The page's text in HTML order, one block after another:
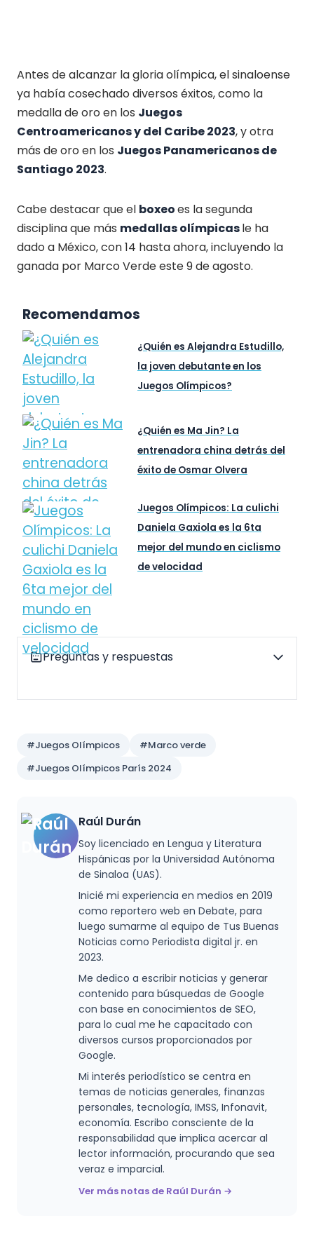
Antes de alcanzar la gloria olímpica, el sinaloense
ya había cosechado diversos éxitos, como la
medalla de oro en los Juegos
Centroamericanos y del Caribe 2023, y otra
más de oro en los Juegos Panamericanos de
Santiago 2023.
Cabe destacar que el boxeoes la segunda
disciplina que más medallas olímpicasle ha
dado a México, con 14 hasta ahora, incluyendo la
ganada por Marco Verde este 9 de agosto.
Recomendamos
¿Quién es Alejandra Estudillo,
la joven debutante en los
Juegos Olímpicos?
¿Quién es Ma Jin? La
entrenadora china detrás del
éxito de Osmar Olvera
Juegos Olímpicos: La culichi
Daniela Gaxiola es la 6ta
mejor del mundo en ciclismo
de velocidad
Preguntas y respuestas
#Juegos Olímpicos
#Marco verde
#Juegos Olímpicos París 2024
Raúl Durán
Soy licenciado en Lengua y Literatura
Hispánicas por la Universidad Autónoma
de Sinaloa (UAS).
Inicié mi experiencia en medios en 2019
como reportero web en Debate, para
luego sumarme al equipo de Tus Buenas
Noticias como Periodista digital jr. en
2023.
Me dedico a escribir noticias y generar
contenido para búsquedas de Google
con base en conocimientos de SEO,
para lo cual me he capacitado con
diversos cursos proporcionados por
Google.
Mi interés periodístico se centra en
temas de noticias generales, finanzas
personales, tecnología, IMSS, Infonavit,
economía. Escribo consciente de la
responsabilidad que implica acercar al
lector información, procurando que sea
veraz e imparcial.
Ver más notas de Raúl Durán →